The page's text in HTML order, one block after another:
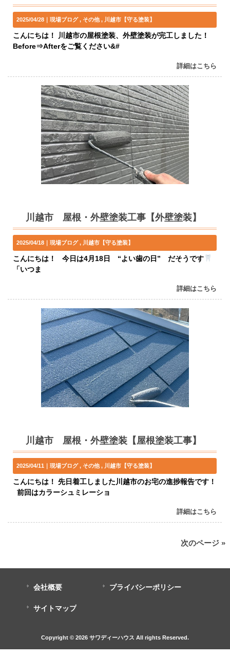
2025/04/28｜現場ブログ その他 川越市【守る塗装】
こんにちは！ 川越市の屋根塗装、外壁塗装が完工しました！
Before⇒Afterをご覧ください&#
詳細はこちら
川越市 屋根・外壁塗装工事【外壁塗装】
2025/04/18｜現場ブログ 川越市【守る塗装】
こんにちは！ 今日は4月18日 “よい歯の日” だそうです
「いつま
詳細はこちら
川越市 屋根・外壁塗装【屋根塗装工事】
2025/04/11｜現場ブログ その他 川越市【守る塗装】
こんにちは！ 先日着工しました川越市のお宅の進捗報告です！
前回はカラーシュミレーショ
詳細はこちら
次のページ »
会社概要 プライバシーポリシー
サイトマップ
Copyright © 2026 サワディーハウス All rights Reserved.